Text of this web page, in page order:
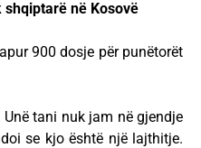
në Kosovë
900 dosje për punëtorët
tani nuk jam në gjendje
se kjo është një lajthitje.